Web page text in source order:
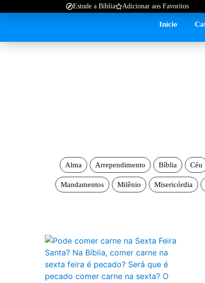
Estude a Bíblia Adicionar aos Favoritos
Início
Alma Arrependimento Bíblia Céu
Mandamentos Milênio Misericórdia